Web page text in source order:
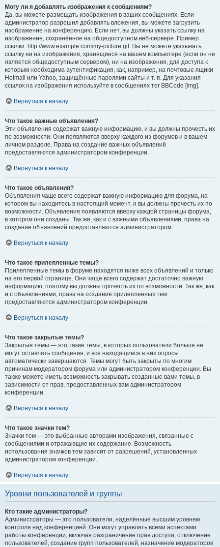
Могу ли я добавлять изображения к сообщениям?
Да, вы можете размещать изображения в ваших сообщениях. Если
администратор разрешил добавлять вложения, вы можете загрузить
изображение на конференцию. Если нет, вы должны указать ссылку на
изображение, сохранённое на общедоступном веб-сервере. Пример
ссылки: http://www.example.com/my-picture.gif. Вы не можете указывать
ссылку ни на изображения, хранящиеся на вашем компьютере (если он не
является общедоступным сервером), ни на изображения, для доступа к
которым необходима аутентификация, как, например, на почтовые ящики
Hotmail или Yahoo, защищённые паролями сайты и т. п. Для указания
ссылок на изображения используйте в сообщениях тег BBCode [img].
Вернуться к началу
Что такое важные объявления?
Эти объявления содержат важную информацию, и вы должны прочесть их
по возможности. Они появляются вверху каждого из форумов и в вашем
личном разделе. Права на создание важных объявлений
предоставляются администратором конференции.
Вернуться к началу
Что такое объявления?
Объявления чаще всего содержат важную информацию для форума, на
котором вы находитесь в настоящий момент, и вы должны прочесть их по
возможности. Объявления появляются вверху каждой страницы форума,
в котором они созданы. Так же, как и с важными объявлениями, права на
создание объявлений предоставляются администратором.
Вернуться к началу
Что такое прилепленные темы?
Прилепленные темы в форуме находятся ниже всех объявлений и только
на его первой странице. Они чаще всего содержат достаточно важную
информацию, поэтому вы должны прочесть их по возможности. Так же, как
и с объявлениями, права на создание прилепленных тем
предоставляются администратором конференции.
Вернуться к началу
Что такое закрытые темы?
Закрытые темы — это такие темы, в которых пользователи больше не
могут оставлять сообщения, и все находящиеся в них опросы
автоматически завершаются. Темы могут быть закрыты по многим
причинам модератором форума или администратором конференции. Вы
также можете иметь возможность закрывать созданные вами темы, в
зависимости от прав, предоставленных вам администратором
конференции.
Вернуться к началу
Что такое значки тем?
Значки тем — это выбранные авторами изображения, связанные с
сообщениями и отражающие их содержание. Возможность
использования значков тем зависит от разрешений, установленных
администратором конференции.
Вернуться к началу
Уровни пользователей и группы
Кто такие администраторы?
Администраторы — это пользователи, наделённые высшим уровнем
контроля над конференцией. Они могут управлять всеми аспектами
работы конференции, включая разграничение прав доступа, отключение
пользователей, создание групп пользователей, назначение модераторов